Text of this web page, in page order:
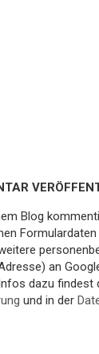
Blog
an
dazu findest
und in der